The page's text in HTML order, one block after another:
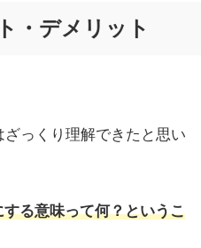
・デメリット
っくり理解できたと思い
る意味って何？というこ